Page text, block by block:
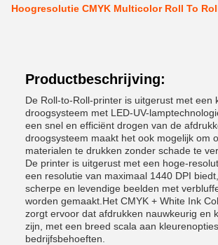
Hoogresolutie CMYK Multicolor Roll To
Productbeschrijving:
De Roll-to-Roll-printer is uitgerust met een
droogsysteem met LED-UV-
een snel en efficiënt drogen van de
droogsysteem maakt het ook mogelijk om
materialen te drukken zonder schade te
De printer is uitgerust met een hoge-
een resolutie van maximaal 1440 DPI
scherpe en levendige beelden met
worden gemaakt.Het CMYK + White Ink
zorgt ervoor dat afdrukken nauwkeurig en
zijn, met een breed scala aan
bedrijfsbehoeften.